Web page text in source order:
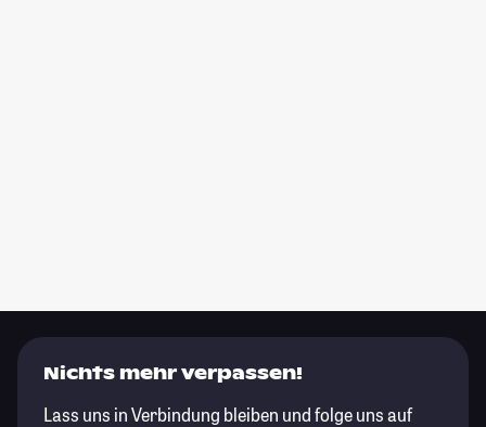
Nichts mehr verpassen!
Lass uns in Verbindung bleiben und folge uns auf